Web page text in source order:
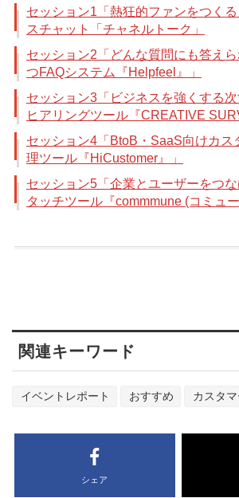
セッション1「熱狂的ファンをつく
スチャット「チャネルトーク」
セッション2「どんな質問にも答え
つFAQシステム『Helpfeel』」
セッション3「ビジネスを強くする次
ヒアリングツール『CREATIVE
セッション4「BtoB・SaaS向けカス
理ツール『HiCustomer』」
セッション5「企業とユーザーをつ
タッチツール『commmune (コミュー
関連キーワード
イベントレポート おすすめ カスタ
シェア